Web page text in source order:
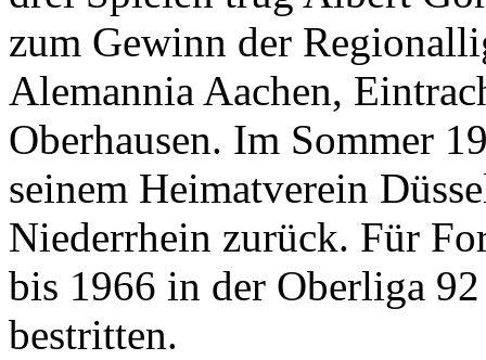
zum Gewinn der
Alemannia Aachen,
Oberhausen. Im Sommer
seinem Heimatverein
Niederrhein zurück. Für
bis 1966 in der Oberliga
bestritten.